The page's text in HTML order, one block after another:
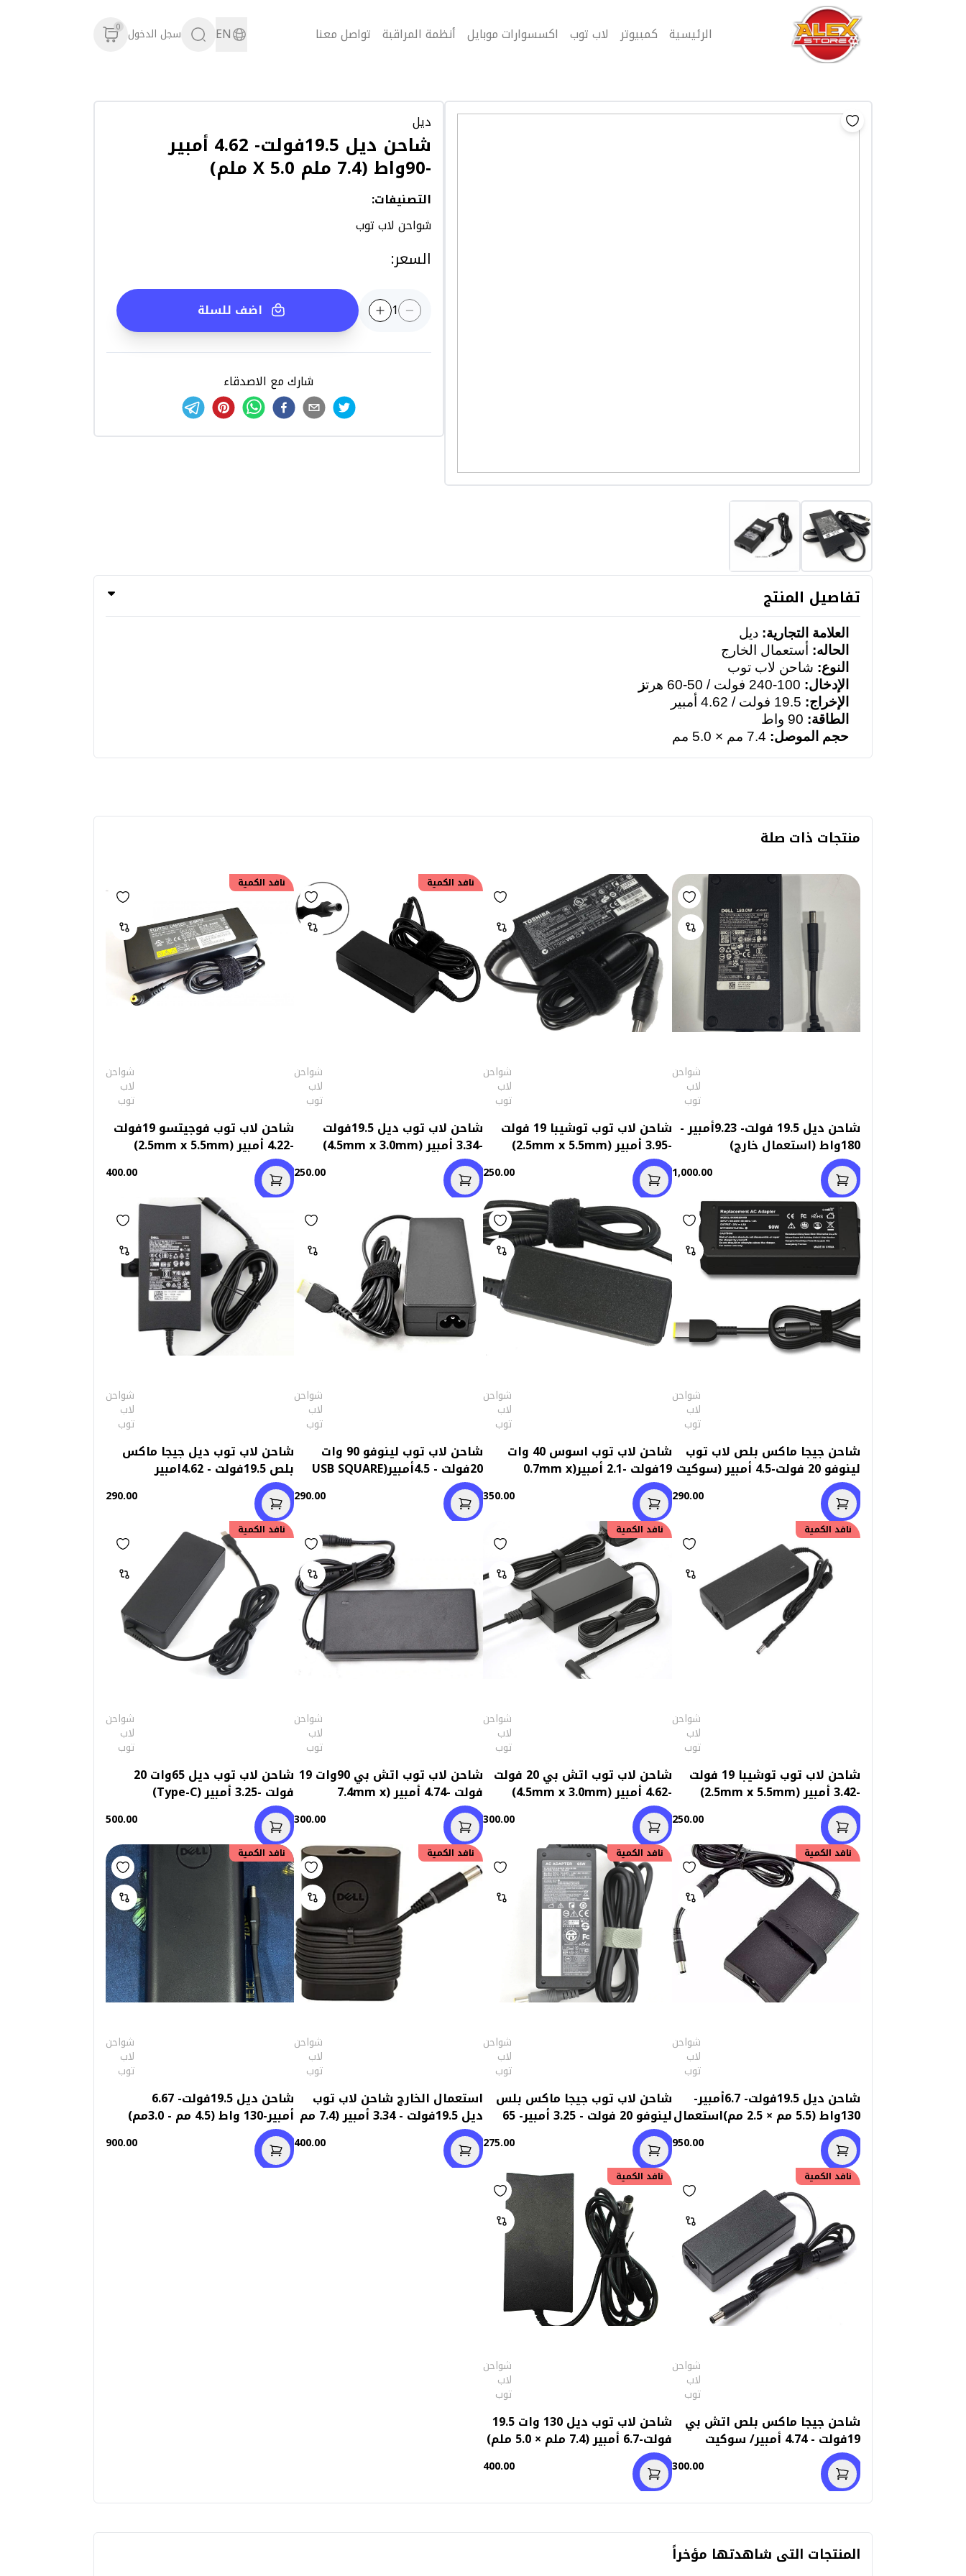
الرئيسية كمبيوتر لاب توب اكسسوارات موبايل أنظمة المراقبة تواصل معنا EN سجل الدخول 0
ديل
شاحن ديل 19.5فولت- 4.62 أمبير
-90واط (7.4 ملم X 5.0 ملم)
التصنيفات:
شواحن لاب توب
السعر:
1 اضف للسلة
شارك مع الاصدقاء
تفاصيل المنتج
العلامة التجارية: ديل
الحاله: أستعمال الخارج
النوع: شاحن لاب توب
الإدخال: 100-240 فولت / 50-60 هرت
ز
الإخراج: 19.5 فولت / 4.62 أمبير
الطاقة:
90 واط
حجم الموصل: 7.4 مم × 5.0 مم
منتجات ذات صلة
شواحن
لاب
توب
شاحن ديل 19.5 فولت- 9.23أمبير -
180واط (استعمال خارج)
1,000.00
شواحن
لاب
توب
شاحن لاب توب توشيبا 19 فولت
-3.95 أمبير (2.5mm x 5.5mm)
250.00
نافد الكمية
شواحن
لاب
توب
شاحن لاب توب ديل 19.5فولت
-3.34 أمبير (4.5mm x 3.0mm)
250.00
نافد الكمية
شواحن
لاب
توب
شاحن لاب توب فوجيتسو 19فولت
-4.22 أمبير (2.5mm x 5.5mm)
استعمال الخارج 400.00
شواحن
لاب
توب
شاحن جيجا ماكس بلص لاب توب
لينوفو 20 فولت-4.5 أمبير (سوكيت
يو اس بي) 290.00
شواحن
لاب
توب
شاحن لاب توب اسوس 40 وات
19فولت -2.1 أمبير(0.7mm x
2.5mm)
350.00
شواحن
لاب
توب
شاحن لاب توب لينوفو 90 وات
20فولت - 4.5أمبير(USB SQUARE
PIN)
290.00
شواحن
لاب
توب
شاحن لاب توب ديل جيجا ماكس
بلص 19.5فولت - 4.62امبير
290.00
نافد الكمية
شواحن
لاب
توب
شاحن لاب توب توشيبا 19 فولت
-3.42 أمبير (2.5mm x 5.5mm)
250.00
نافد الكمية
شواحن
لاب
توب
شاحن لاب توب اتش بي 20 فولت
-4.62 أمبير (4.5mm x 3.0mm)
300.00
شواحن
لاب
توب
شاحن لاب توب اتش بي 90وات 19
فولت -4.74 أمبير (7.4mm x
5.0mm)
300.00
نافد الكمية
شواحن
لاب
توب
شاحن لاب توب ديل 65وات 20
فولت -3.25 أمبير (Type-C)
500.00
نافد الكمية
شواحن
لاب
توب
شاحن ديل 19.5فولت- 6.7أمبير-
130واط (5.5 مم × 2.5 مم)استعمال
خارج 950.00
نافد الكمية
شواحن
لاب
توب
شاحن لاب توب جيجا ماكس بلس
لينوفو 20 فولت - 3.25 أمبير- 65
وات (8.0mm x 5.5mm) 275.00
نافد الكمية
شواحن
لاب
توب
استعمال الخارج شاحن لاب توب
ديل 19.5فولت - 3.34 أمبير (7.4 مم
× 5.0 مم) 400.00
نافد الكمية
شواحن
لاب
توب
شاحن ديل 19.5فولت- 6.67
أمبير-130 واط (4.5 مم - 3.0مم)
استعمال خارج 900.00
نافد الكمية
شواحن
لاب
توب
شاحن جيجا ماكس بلص اتش بي
19فولت - 4.74 أمبير/ سوكيت
7.4مم-5.0 مم 300.00
نافد الكمية
شواحن
لاب
توب
شاحن لاب توب ديل 130 وات 19.5
فولت-6.7 أمبير (7.4 ملم × 5.0 ملم)
إستعمال الخارج 400.00
المنتجات التى شاهدتها مؤخراً